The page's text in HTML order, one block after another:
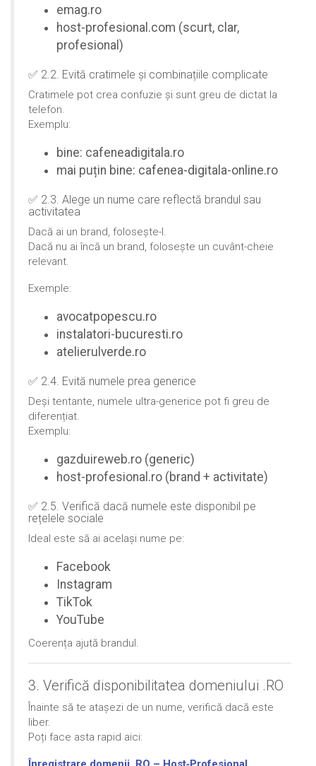
emag.ro
host-profesional.com (scurt, clar,
profesional)
✅ 2.2. Evită cratimele și combinațiile complicate
Cratimele pot crea confuzie și sunt greu de dictat la
telefon.
Exemplu:
bine: cafeneadigitala.ro
mai puțin bine: cafenea-digitala-online.ro
✅ 2.3. Alege un nume care reflectă brandul sau
activitatea
Dacă ai un brand, folosește-l.
Dacă nu ai încă un brand, folosește un cuvânt-cheie
relevant.
Exemple:
avocatpopescu.ro
instalatori-bucuresti.ro
atelierulverde.ro
✅ 2.4. Evită numele prea generice
Deși tentante, numele ultra-generice pot fi greu de
diferențiat.
Exemplu:
gazduireweb.ro (generic)
host-profesional.ro (brand + activitate)
✅ 2.5. Verifică dacă numele este disponibil pe
rețelele sociale
Ideal este să ai același nume pe:
Facebook
Instagram
TikTok
YouTube
Coerența ajută brandul.
3. Verifică disponibilitatea domeniului .RO
Înainte să te atașezi de un nume, verifică dacă este
liber.
Poți face asta rapid aici: